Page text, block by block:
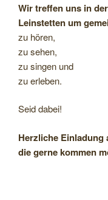
Wir treffen uns in
Leinstetten um
zu hören,
zu sehen,
zu singen und
zu erleben.
Seid dabei!
Herzliche Einladung
die gerne kommen